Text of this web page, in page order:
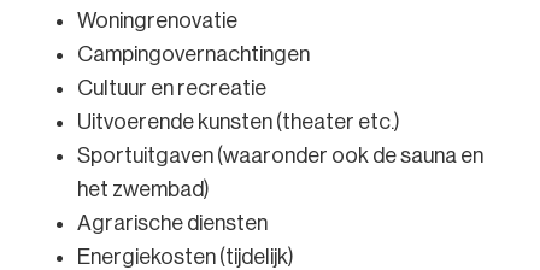
Woningrenovatie
Campingovernachtingen
Cultuur en recreatie
Uitvoerende kunsten (theater etc.)
Sportuitgaven (waaronder ook de sauna en
het zwembad)
Agrarische diensten
Energiekosten (tijdelijk)